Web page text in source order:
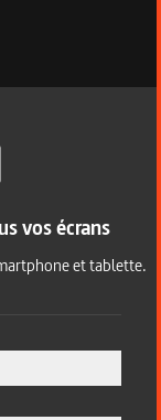
vos écrans
et tablette.